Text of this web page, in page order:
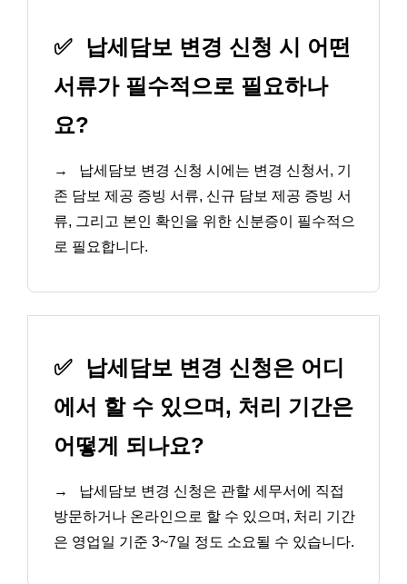
✅
납세담보 변경 신청 시 어떤
서류가 필수적으로 필요하나
요?
→
납세담보 변경 신청 시에는 변경 신청서, 기
존 담보 제공 증빙 서류, 신규 담보 제공 증빙 서
류, 그리고 본인 확인을 위한 신분증이 필수적으
로 필요합니다.
✅
납세담보 변경 신청은 어디
에서 할 수 있으며, 처리 기간은
어떻게 되나요?
→
납세담보 변경 신청은 관할 세무서에 직접
방문하거나 온라인으로 할 수 있으며, 처리 기간
은 영업일 기준 3~7일 정도 소요될 수 있습니다.